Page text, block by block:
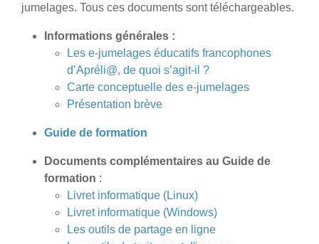
jumelages. Tous ces documents sont téléchargeables.
Informations générales :
Les e-jumelages éducatifs francophones
d’Apréli@, de quoi s’agit-il ?
Carte conceptuelle des e-jumelages
Présentation brève
Guide de formation
Documents complémentaires au Guide de
formation :
Livret informatique (Linux)
Livret informatique (Windows)
Les outils de partage en ligne